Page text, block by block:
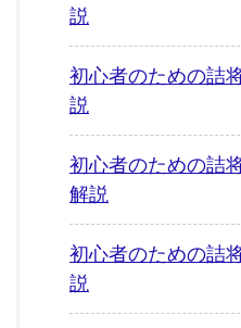
説
初心者のための
説
初心者のための
解説
初心者のための
説